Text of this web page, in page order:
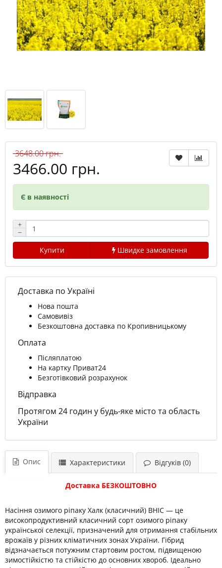
3648.00 грн.
3466.00 грн.
Є в наявності
+
−
Купити
Швидке замовлення
Доставка по Україні
Нова пошта
Самовивіз
Безкоштовна доставка по Кропивницькому
Оплата
Післяплатою
На картку Приват24
Безготівковий розрахунок
Відправка
Протягом 24 годин у будь-яке місто та область
України
Опис Характеристики Відгуків (0)
Доставка БЕЗКОШТОВНО
Насіння озимого ріпаку Халк (класичний) ВНІС — це
високопродуктивний класичний сорт озимого ріпаку
української селекції, призначений для отримання стабільних
врожаїв у різних кліматичних зонах України. Гібрид
відзначається потужним стартовим ростом, підвищеною
зимостійкістю та стійкістю до основних хвороб. Ідеально